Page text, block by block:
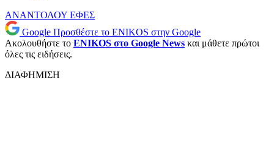
ΑΝΑΝΤΟΛΟΥ ΕΦΕΣ
Google Προσθέστε το ENIKOS στην Google
Ακολουθήστε το ENIKOS στο Google News και μάθετε πρώτοι
όλες τις ειδήσεις.
ΔΙΑΦΗΜΙΣΗ